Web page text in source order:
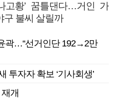
고황’ 꿈틀댄다…거인 가
구 불씨 살릴까
곽…“선거인단 192→2만
투자자 확보 ‘기사회생’
개